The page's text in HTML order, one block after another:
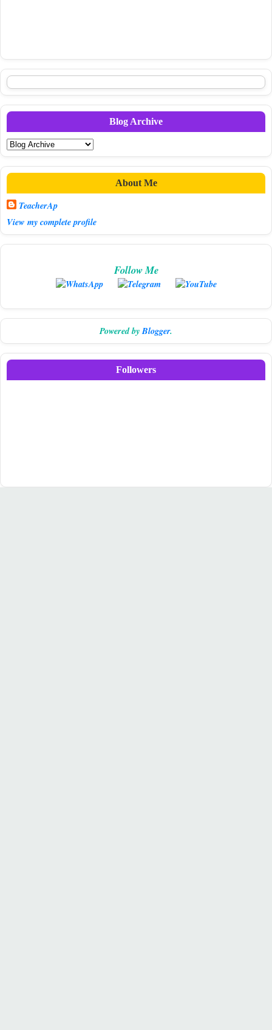
Blog Archive
About Me
TeacherAp
View my complete profile
Follow Me
Powered byBlogger.
Followers